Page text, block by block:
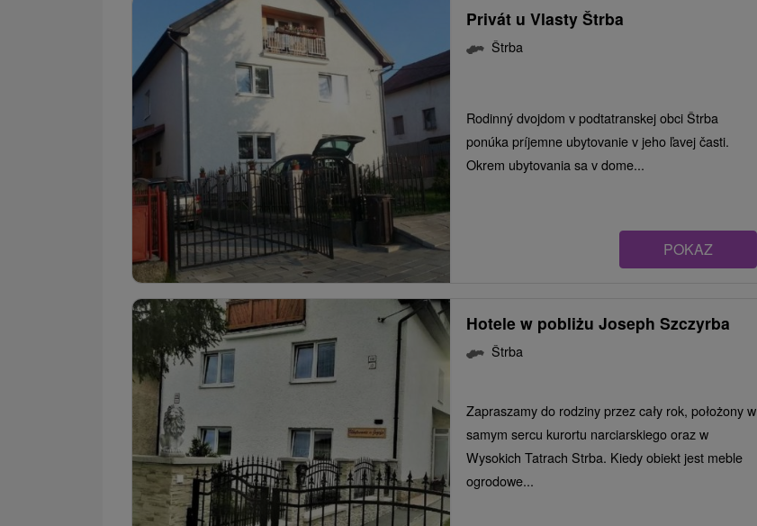
Privát u Vlasty Štrba
Štrba
Rodinný dvojdom v podtatranskej obci Štrba
ponúka príjemne ubytovanie v jeho ľavej časti.
Okrem ubytovania sa v dome...
POKAZ
Hotele w pobliżu Joseph Szczyrba
Štrba
Zapraszamy do rodziny przez cały rok, położony w
samym sercu kurortu narciarskiego oraz w
Wysokich Tatrach Strba. Kiedy obiekt jest meble
ogrodowe...